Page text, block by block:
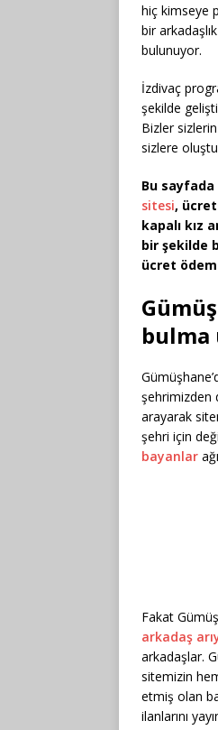
hiç kimseye
bir
bulunuyor.
İzdivaç
şekilde
Bizler
sizlere
Bu sayfada
sitesi,
kapalı kız
bir şekilde
ücret
bulma
şehrimizden
arayarak
şehri için
bayanlar
Fakat
arkadaş
arkadaşlar.
sitemizin
etmiş olan
ilanlarını